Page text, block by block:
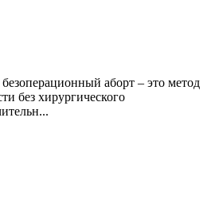
аборт – это метод
без хирургического